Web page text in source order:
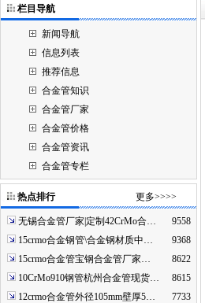
栏目导航
新闻导航
信息列表
推荐信息
合金管知识
合金管厂家
合金管价格
合金管资讯
合金管专栏
热点排行 更多>>>>
无锡合金管厂家|定制42CrMo合…
9558
15crmo合金钢管\合金钢材质中…
9368
15crmo合金管宝钢合金管厂家…
8622
10CrMo910钢管杭州合金管现货…
8615
12crmo合金管外径105mm壁厚5…
7733